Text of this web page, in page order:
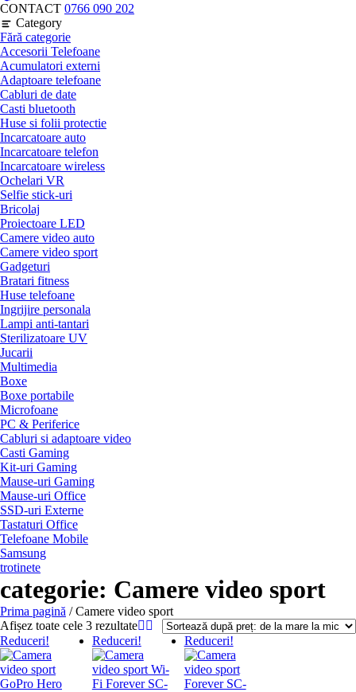
CONTACT 0766 090 202
Category
Fără categorie
Accesorii Telefoane
Acumulatori externi
Adaptoare telefoane
Cabluri de date
Casti bluetooth
Huse si folii protectie
Incarcatoare auto
Incarcatoare telefon
Incarcatoare wireless
Ochelari VR
Selfie stick-uri
Bricolaj
Proiectoare LED
Camere video auto
Camere video sport
Gadgeturi
Bratari fitness
Huse telefoane
Ingrijire personala
Lampi anti-tantari
Sterilizatoare UV
Jucarii
Multimedia
Boxe
Boxe portabile
Microfoane
PC & Periferice
Cabluri si adaptoare video
Casti Gaming
Kit-uri Gaming
Mause-uri Gaming
Mause-uri Office
SSD-uri Externe
Tastaturi Office
Telefoane Mobile
Samsung
trotinete
categorie: Camere video sport
Prima pagină / Camere video sport
Afișez toate cele 3 rezultateSortat
după
preț:
de
la
Reduceri! Reduceri! Reduceri!